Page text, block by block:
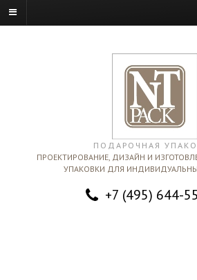
ПОДАРОЧНАЯ
ПРОЕКТИРОВАНИЕ, ДИЗАЙН И
УПАКОВКИ ДЛЯ
+7 (495) 644-